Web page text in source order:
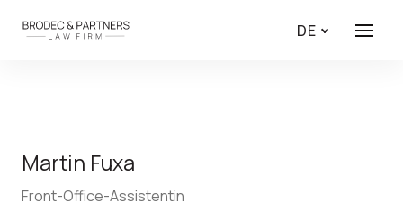
DE
Martin Fuxa
Front-Office-Assistentin